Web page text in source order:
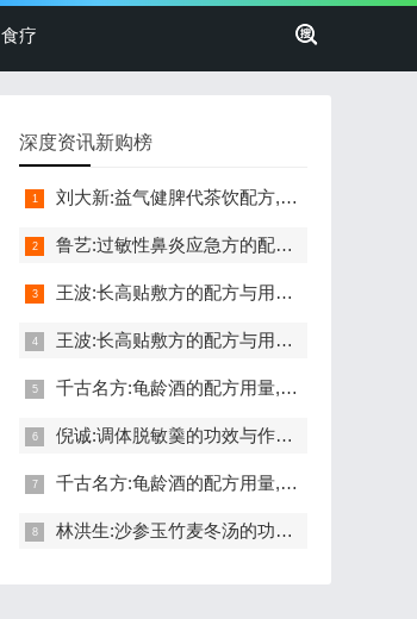
食疗
深度资讯新购榜
刘大新:益气健脾代茶饮配方,功效与作用,怎么做,不适合的人,肝郁
鲁艺:过敏性鼻炎应急方的配方,功效与作用,不适合的人,平肝止痉
王波:长高贴敷方的配方与用法,功效与禁忌,长高,命门穴,生长激素
王波:长高贴敷方的配方与用法,功效与禁忌,长高,命门穴,生长激素
千古名方:龟龄酒的配方用量,功效,禁忌,补肾壮阳,延年益寿,养血
倪诚:调体脱敏羹的功效与作用,做法,小孩孕妇能吃吗,过敏,固本
千古名方:龟龄酒的配方用量,功效,禁忌,补肾壮阳,延年益寿,养血
林洪生:沙参玉竹麦冬汤的功效与作用,做法,润肺,清肺,防肿瘤